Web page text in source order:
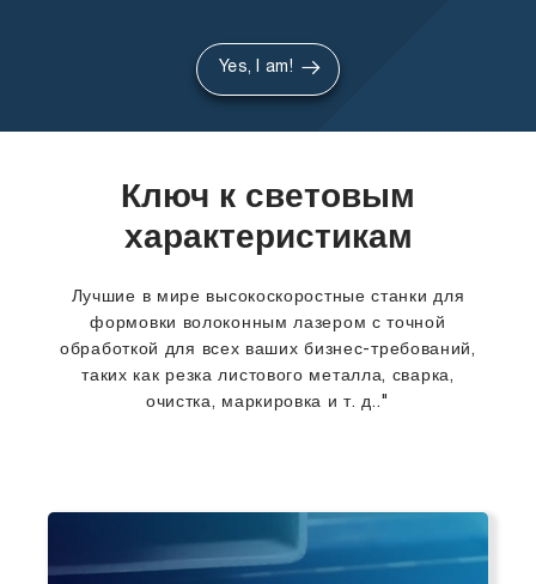
Yes, I am!
Ключ к световым
характеристикам
Лучшие в мире высокоскоростные станки для
формовки волоконным лазером с точной
обработкой для всех ваших бизнес-требований,
таких как резка листового металла, сварка,
очистка, маркировка и т. д.."